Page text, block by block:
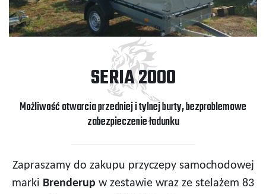
SERIA 2000
Możliwość otwarcia przedniej i tylnej burty, bezproblemowe
zabezpieczenie ładunku
Zapraszamy do zakupu przyczepy samochodowej
marki Brenderup w zestawie wraz ze stelażem 83